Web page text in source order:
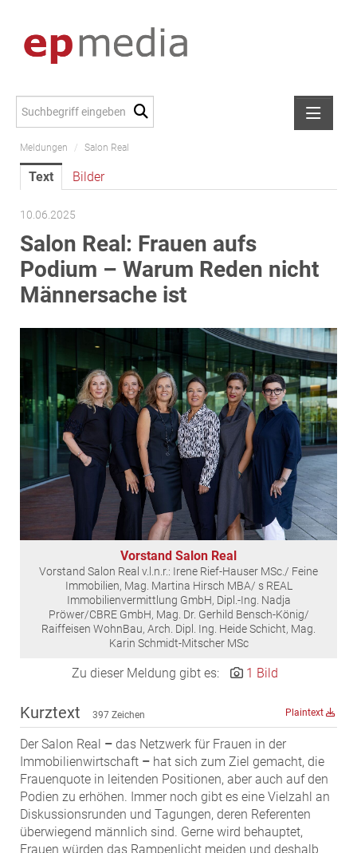
Meldungen
Alexander Peer
amb Development
ATL Immoinvest
AURE Immobilien
Austria Sotheby's International Realty
EDEX Immobilien
epmedia Werbeagentur
ESTINA Immobilien
Grossmann + Kaswurm Immobilien
Gutwerk Immobilien Treuhand
HANDLER Gruppe
HARING Group + WINEGG Realitäten
HNP architects
IG Immobilien
IMMOcontract
KOBAN SÜDVERS
MST Muhr
ÖKO-Wohnbau
PAYUCA
Raiffeisen Property Holding International
Salon Real
Meldungen / Salon Real
Text Bilder
10.06.2025
Salon Real: Frauen aufs
Podium – Warum Reden nicht
Männersache ist
Vorstand Salon Real
Vorstand Salon Real v.l.n.r.: Irene Rief-Hauser MSc./ Feine
Immobilien, Mag. Martina Hirsch MBA/ s REAL
Immobilienvermittlung GmbH, Dipl.-Ing. Nadja
Pröwer/CBRE GmbH, Mag. Dr. Gerhild Bensch-König/
Raiffeisen WohnBau, Arch. Dipl. Ing. Heide Schicht, Mag.
Karin Schmidt-Mitscher MSc
Zu dieser Meldung gibt es: 1 Bild
Kurztext 397 Zeichen Plaintext
Der Salon Real – das Netzwerk für Frauen in der
Immobilienwirtschaft – hat sich zum Ziel gemacht, die
Frauenquote in leitenden Positionen, aber auch auf den
Podien zu erhöhen. Immer noch gibt es eine Vielzahl an
Diskussionsrunden und Tagungen, deren Referenten
überwiegend männlich sind. Gerne wird behauptet,
Frauen würden das Rampenlicht meiden und deshalb